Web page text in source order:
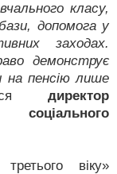
класу,
допомога у
заходах.
демонструє
на пенсію лише
директор
віку»